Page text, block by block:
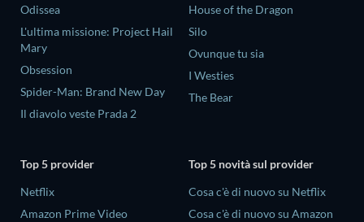
Odissea
L'ultima missione: Project Hail
Mary
Obsession
Spider-Man: Brand New Day
Il diavolo veste Prada 2
House of the Dragon
Silo
Ovunque tu sia
I Westies
The Bear
Top 5 provider
Netflix
Amazon Prime Video
Top 5 novità sul provider
Cosa c'è di nuovo su Netflix
Cosa c'è di nuovo su Amazon